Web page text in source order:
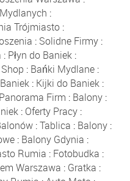
:
Trójmiasto :
: Solidne Firmy :
: Płyn do Baniek:
: Bańki Mydlane :
: Kijki do Baniek :
Panorama Firm : Balony :
: Oferty Pracy:
:Tablica : Balony:
: Balony Gdynia :
Rumia : Fotobudka :
Warszawa : Gratka :